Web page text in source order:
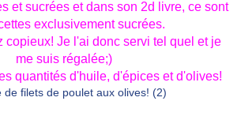
et sucrées et dans son 2d livre, ce sont
exclusivement sucrées.
copieux! Je l'ai donc servi tel quel et je
me suis régalée;)
quantités d'huile, d'épices et d'olives!